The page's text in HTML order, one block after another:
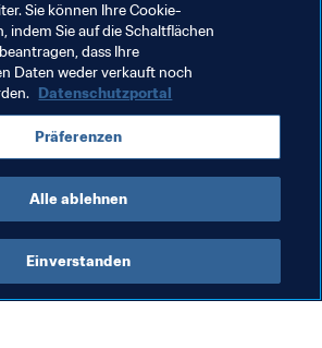
Sie können Ihre Cookie-
indem Sie auf die Schaltflächen
dass Ihre
Daten weder verkauft noch
Datenschutzportal
Präferenzen
Alle ablehnen
Einverstanden